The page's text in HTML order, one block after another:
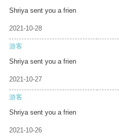
Shriya sent you a frien
2021-10-28
游客
Shriya sent you a frien
2021-10-27
游客
Shriya sent you a frien
2021-10-26